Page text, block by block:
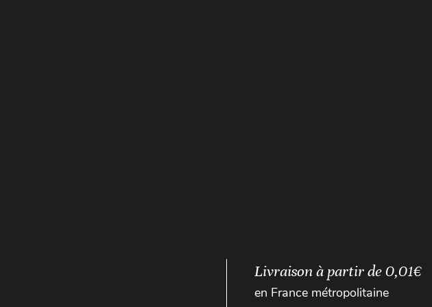
Livraison à partir de 0,01€
en France métropolitaine